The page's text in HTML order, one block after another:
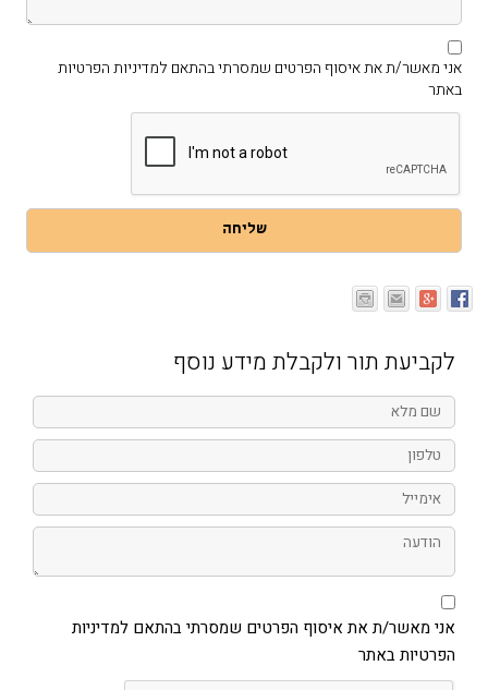
לקביעת תור ולקבלת מידע נוסף
שם
מלא
טלפון
אימייל
הודעה
אני
מאשר/ת
את
הפרטים
שמסרתי
אני מאשר/ת את איסוף הפרטים שמסרתי בהתאם למדיניות
הפרטיות באתר
אני
מאשר/ת
את
איסוף
שמסרתי
הפרטיות
באתר
אני מאשר/ת את איסוף הפרטים שמסרתי בהתאם למדיניות הפרטיות
באתר
שליחה